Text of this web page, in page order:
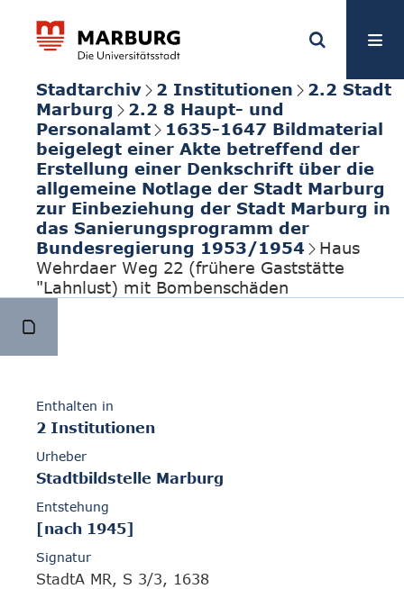
Stadtarchiv 2 Institutionen
2.2 Stadt
Marburg
2.2 8 Haupt- und
Personalamt
1635-1647 Bildmaterial
beigelegt einer Akte betreffend der
Erstellung einer Denkschrift über die
allgemeine Notlage der Stadt Marburg
zur Einbeziehung der Stadt Marburg in
das Sanierungsprogramm der
Bundesregierung 1953/1954
Haus
Wehrdaer Weg 22 (frühere Gaststätte
"Lahnlust) mit Bombenschäden
Enthalten in
2 Institutionen
Urheber
Stadtbildstelle Marburg
Entstehung
[nach 1945]
Signatur
StadtA MR, S 3/3, 1638